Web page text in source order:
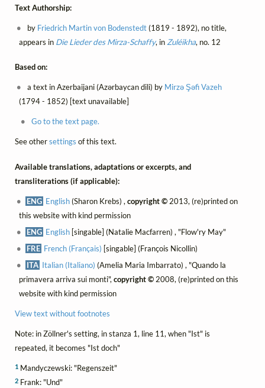
Text Authorship:
by Friedrich Martin von Bodenstedt(1819 - 1892), no title,
appears in Die Lieder des Mirza-Schaffy, in Zuléikha, no. 12
Based on:
a text in Azerbaijani (Azərbaycan dili) by Mirzə Şəfi Vazeh
(1794 - 1852) [text unavailable]
Go to the text page.
See othersettings of this text.
Available translations, adaptations or excerpts, and
transliterations (if applicable):
ENG English(Sharon Krebs) ,copyright © 2013, (re)printed on
this website with kind permission
ENG English [singable] (Natalie Macfarren) , "Flow'ry May"
FRE French (Français) [singable] (François Nicollin)
ITA Italian (Italiano) (Amelia Maria Imbarrato) , "Quando la
primavera arriva sui monti", copyright ©2008, (re)printed on this
website with kind permission
View text without footnotes
Note: in Zöllner's setting, in stanza 1, line 11, when "Ist" is
repeated, it becomes "Ist doch"
1Mandyczewski: "Regenszeit"
2Frank: "Und"